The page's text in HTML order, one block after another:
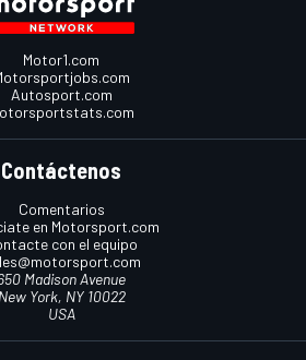
Motor1.com
Autosport.com
Contáctenos
Comentarios
en Motorsport.com
con el equipo
Madison Avenue
New York, NY 10022
USA